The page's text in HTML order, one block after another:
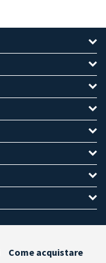
Come acquistare